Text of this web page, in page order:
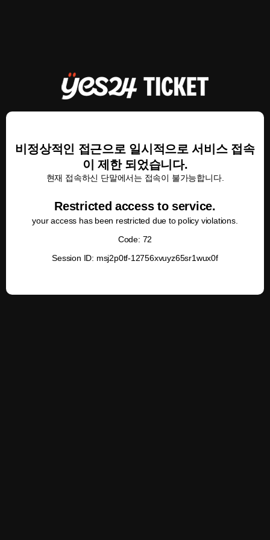
비정상적인 접근으로 일시적으로 서비스 접속
이 제한 되었습니다.
현재 접속하신 단말에서는 접속이 불가능합니다.
Restricted access to service.
your access has been restricted due to policy violations.
Code: 72
Session ID: msj2p0tf-12756xvuyz65sr1wux0f